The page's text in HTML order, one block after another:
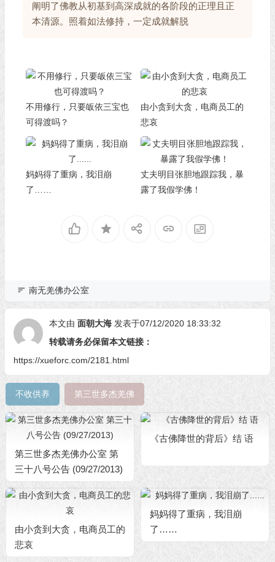
阐明了佛教从初基到高深成就的各阶段的正理且正
本清源。照着如法修持，一定成就解脱
不用修行，只要皈依三宝也
可得渡吗？
由小贪到大贪，电商员工的
悲哀
妈妈得了重病，我泪崩
了……
丈夫明目张胆地跟踪我，暴
露了我假学佛！
南无羌佛办公室
本文由 面朝大海 发表于07/12/2020 18:33:32
转载请务必保留本文链接：
https://xueforc.com/2181.html
不收供养 第三世多杰羌佛
第三世多杰羌佛办公室 第
三十八号公告 (09/27/2013)
《古佛降世的背后》结 语
由小贪到大贪，电商员工的
悲哀
妈妈得了重病，我泪崩
了……